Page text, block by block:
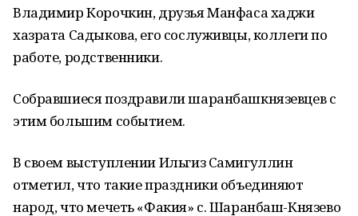
Владимир Корочкин, друзья Манфаса хаджи
хазрата Садыкова, его сослуживцы, коллеги по
работе, родственники.
Собравшиеся поздравили шаранбашкнязевцев с
этим большим событием.
В своем выступлении Ильгиз Самигуллин
отметил, что такие праздники объединяют
народ, что мечеть «Факия» с. Шаранбаш-Князево